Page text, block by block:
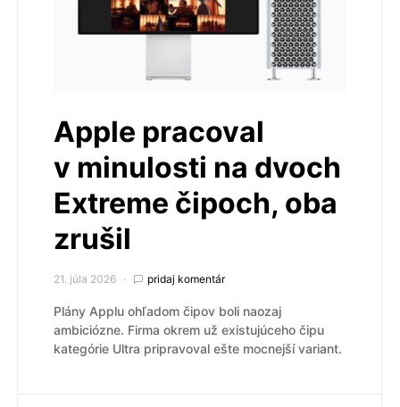
Apple pracoval
v minulosti na dvoch
Extreme čipoch, oba
zrušil
21. júla 2026 pridaj komentár
Plány Applu ohľadom čipov boli naozaj
ambiciózne. Firma okrem už existujúceho čipu
kategórie Ultra pripravoval ešte mocnejší variant.